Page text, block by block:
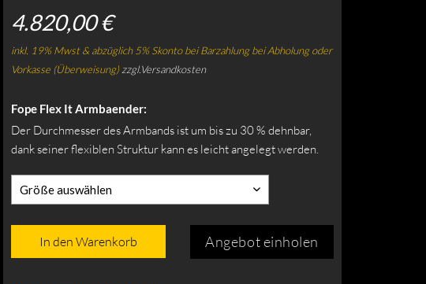
4.820,00 €
inkl. 19% Mwst & abzüglich 5% Skonto bei Barzahlung bei Abholung oder
Vorkasse (Überweisung)zzgl.Versandkosten
Fope Flex It Armbaender:
Der Durchmesser des Armbands ist um bis zu 30 % dehnbar,
dank seiner flexiblen Struktur kann es leicht angelegt werden.
Größe auswählen
Angebot einholen
In den Warenkorb